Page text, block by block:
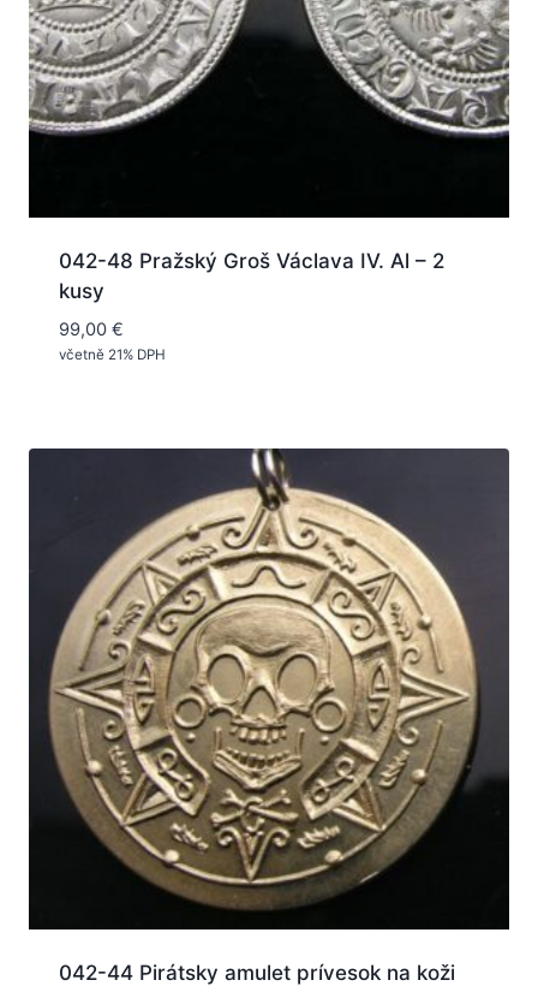
042-48 Pražský Groš Václava IV. Al – 2
kusy
99,00 €
včetně 21% DPH
042-44 Pirátsky amulet prívesok na koži